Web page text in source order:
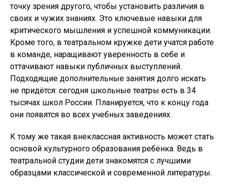
точку зрения другого, чтобы установить различия в
своих и чужих знаниях. Это ключевые навыки для
критического мышления и успешной коммуникации.
Кроме того, в театральном кружке дети учатся работе
в команде, наращивают уверенность в себе и
оттачивают навыки публичных выступлений.
Подходящие дополнительные занятия долго искать
не придётся: сегодня школьные театры есть в 34
тысячах школ России. Планируется, что к концу года
они появятся во всех учебных заведениях.
К тому же такая внеклассная активность может стать
основой культурного образования ребёнка. Ведь в
театральной студии дети знакомятся с лучшими
образцами классической и современной литературы.